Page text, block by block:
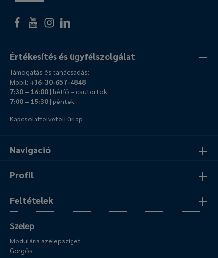
Navigáció
Profil
Feltételek
Értékesítés és ügyfélszolgálat
Támogatás és tanácsadás:
Mobil: +36-30-657-4848
7:30 – 16:00| hétfő – csütörtök
7:00 – 15:30| péntek
Kapcsolatfelvételi űrlap
Szelep
Moduláris szelepsziget
Görgős